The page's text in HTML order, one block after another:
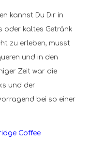
kannst Du Dir in
oder kaltes Getränk
zu erleben, musst
und in den
Zeit war die
und der
bei so einer
Coffee